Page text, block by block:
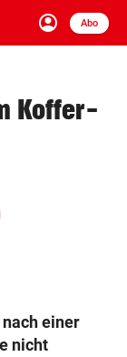
account_circle
Anmelden
Abo
Schließen
Koffer-
einer
nicht